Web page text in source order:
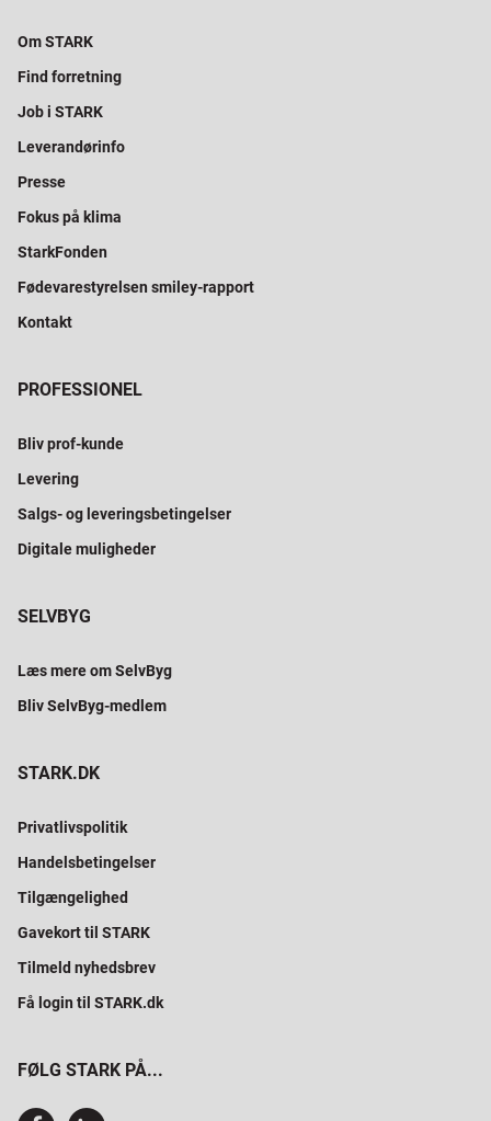
Om STARK
Find forretning
Job i STARK
Leverandørinfo
Presse
Fokus på klima
StarkFonden
Fødevarestyrelsen smiley-rapport
Kontakt
PROFESSIONEL
Bliv prof-kunde
Levering
Salgs- og leveringsbetingelser
Digitale muligheder
SELVBYG
Læs mere om SelvByg
Bliv SelvByg-medlem
STARK.DK
Privatlivspolitik
Handelsbetingelser
Tilgængelighed
Gavekort til STARK
Tilmeld nyhedsbrev
Få login til STARK.dk
FØLG STARK PÅ...